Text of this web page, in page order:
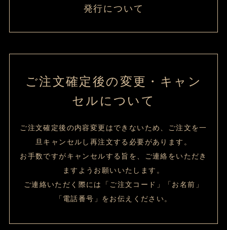
発行について
ご注文確定後の変更・キャン
セルについて
ご注文確定後の内容変更はできないため、ご注文を一
旦キャンセルし再注文する必要があります。
お手数ですがキャンセルする旨を、ご連絡をいただき
ますようお願いいたします。
ご連絡いただく際には「ご注文コード」「お名前」
「電話番号」をお伝えください。